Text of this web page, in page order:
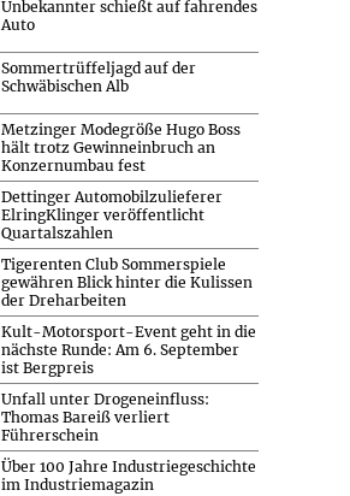
Unbekannter schießt auf fahrendes
Auto
Sommertrüffeljagd auf der
Schwäbischen Alb
Metzinger Modegröße Hugo Boss
hält trotz Gewinneinbruch an
Konzernumbau fest
Dettinger Automobilzulieferer
ElringKlinger veröffentlicht
Quartalszahlen
Tigerenten Club Sommerspiele
gewähren Blick hinter die Kulissen
der Dreharbeiten
Kult-Motorsport-Event geht in die
nächste Runde: Am 6. September
ist Bergpreis
Unfall unter Drogeneinfluss:
Thomas Bareiß verliert
Führerschein
Über 100 Jahre Industriegeschichte
im Industriemagazin